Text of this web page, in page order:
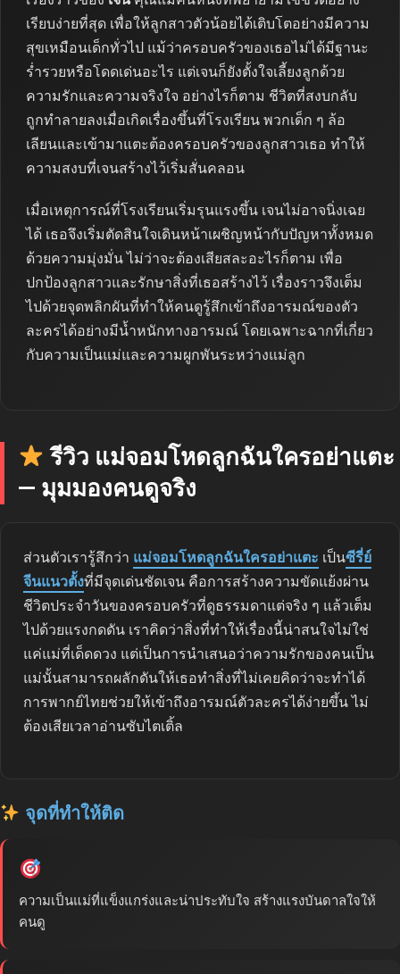
เรียบง่ายที่สุด เพื่อให้ลูกสาวตัวน้อยได้เติบโตอย่างมีความ
สุขเหมือนเด็กทั่วไป แม้ว่าครอบครัวของเธอไม่ได้มีฐานะ
ร่ำรวยหรือโดดเด่นอะไร แต่เจนก็ยังตั้งใจเลี้ยงลูกด้วย
ความรักและความจริงใจ อย่างไรก็ตาม ชีวิตที่สงบกลับ
ถูกทำลายลงเมื่อเกิดเรื่องขึ้นที่โรงเรียน พวกเด็ก ๆ ล้อ
เลียนและเข้ามาแตะต้องครอบครัวของลูกสาวเธอ ทำให้
ความสงบที่เจนสร้างไว้เริ่มสั่นคลอน
เมื่อเหตุการณ์ที่โรงเรียนเริ่มรุนแรงขึ้น เจนไม่อาจนิ่งเฉย
ได้ เธอจึงเริ่มตัดสินใจเดินหน้าเผชิญหน้ากับปัญหาทั้งหมด
ด้วยความมุ่งมั่น ไม่ว่าจะต้องเสียสละอะไรก็ตาม เพื่อ
ปกป้องลูกสาวและรักษาสิ่งที่เธอสร้างไว้ เรื่องราวจึงเต็ม
ไปด้วยจุดพลิกผันที่ทำให้คนดูรู้สึกเข้าถึงอารมณ์ของตัว
ละครได้อย่างมีน้ำหนักทางอารมณ์ โดยเฉพาะฉากที่เกี่ยว
กับความเป็นแม่และความผูกพันระหว่างแม่ลูก
รีวิว แม่จอมโหดลูกฉันใครอย่าแตะ
— มุมมองคนดูจริง
ส่วนตัวเรารู้สึกว่า แม่จอมโหดลูกฉันใครอย่าแตะ เป็นซีรี่ย์
จีนแนวตั้งที่มีจุดเด่นชัดเจน คือการสร้างความขัดแย้งผ่าน
ชีวิตประจำวันของครอบครัวที่ดูธรรมดาแต่จริง ๆ แล้วเต็ม
ไปด้วยแรงกดดัน เราคิดว่าสิ่งที่ทำให้เรื่องนี้น่าสนใจไม่ใช่
แค่แม่ที่เด็ดดวง แต่เป็นการนำเสนอว่าความรักของคนเป็น
แม่นั้นสามารถผลักดันให้เธอทำสิ่งที่ไม่เคยคิดว่าจะทำได้
การพากย์ไทยช่วยให้เข้าถึงอารมณ์ตัวละครได้ง่ายขึ้น ไม่
ต้องเสียเวลาอ่านซับไตเติ้ล
จุดที่ทำให้ติด
ความเป็นแม่ที่แข็งแกร่งและน่าประทับใจ สร้างแรงบันดาลใจให้
คนดู